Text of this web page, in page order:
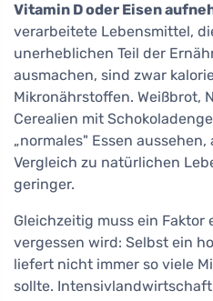
Vitamin D oder Eisen
verarbeitete Lebensmittel,
unerheblichen Teil der
ausmachen, sind zwar
Mikronährstoffen. Weißbrot,
Cerealien mit
„normales" Essen
Vergleich zu natürlichen
geringer.
Gleichzeitig muss ein
vergessen wird: Selbst ein
liefert nicht immer so viele
sollte.